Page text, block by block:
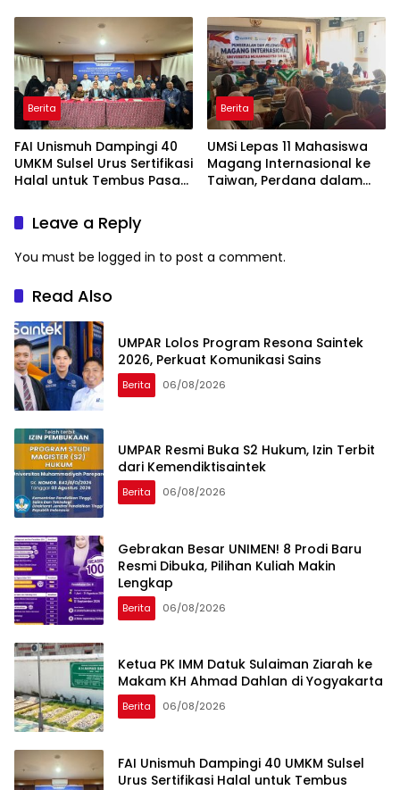
Berita
FAI Unismuh Dampingi 40
UMKM Sulsel Urus Sertifikasi
Halal untuk Tembus Pasar
Berita
UMSi Lepas 11 Mahasiswa
Magang Internasional ke
Taiwan, Perdana dalam
Leave a Reply
You must be logged in to post a comment.
Read Also
UMPAR Lolos Program Resona Saintek
2026, Perkuat Komunikasi Sains
Berita 06/08/2026
UMPAR Resmi Buka S2 Hukum, Izin Terbit
dari Kemendiktisaintek
Berita 06/08/2026
Gebrakan Besar UNIMEN! 8 Prodi Baru
Resmi Dibuka, Pilihan Kuliah Makin
Lengkap
Berita 06/08/2026
Ketua PK IMM Datuk Sulaiman Ziarah ke
Makam KH Ahmad Dahlan di Yogyakarta
Berita 06/08/2026
FAI Unismuh Dampingi 40 UMKM Sulsel
Urus Sertifikasi Halal untuk Tembus